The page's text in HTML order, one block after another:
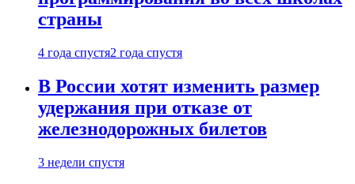
страны
4 года спустя2 года спустя
В России хотят изменить размер
удержания при отказе от
железнодорожных билетов
3 недели спустя